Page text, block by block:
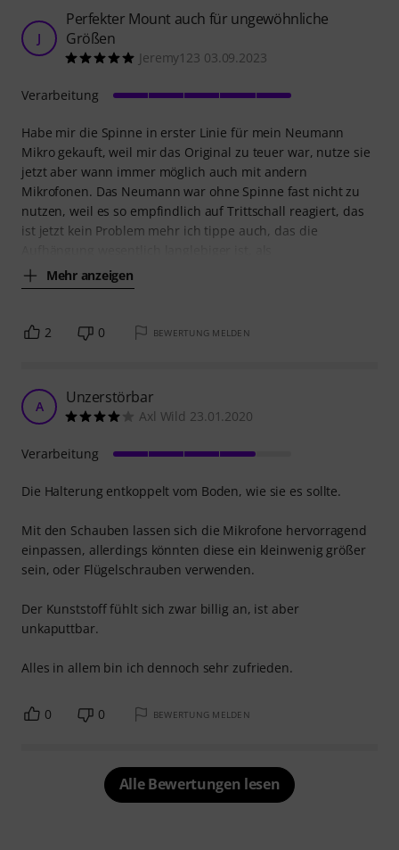
J
Perfekter Mount auch für ungewöhnliche
Größen
Jeremy123 03.09.2023
Habe mir die Spinne in erster Linie für mein Neumann
Mikro gekauft, weil mir das Original zu teuer war, nutze sie
jetzt aber wann immer möglich auch mit andern
Mikrofonen. Das Neumann war ohne Spinne fast nicht zu
nutzen, weil es so empfindlich auf Trittschall reagiert, das
ist jetzt kein Problem mehr ich tippe auch, das die
Mehr anzeigen
Verarbeitung
2 0 BEWERTUNG MELDEN
A Unzerstörbar
Axl Wild 23.01.2020
Die Halterung entkoppelt vom Boden, wie sie es sollte.
Mit den Schauben lassen sich die Mikrofone hervorragend
einpassen, allerdings könnten diese ein kleinwenig größer
sein, oder Flügelschrauben verwenden.
Der Kunststoff fühlt sich zwar billig an, ist aber
unkaputtbar.
Alles in allem bin ich dennoch sehr zufrieden.
Verarbeitung
0 0 BEWERTUNG MELDEN
Alle Bewertungen lesen